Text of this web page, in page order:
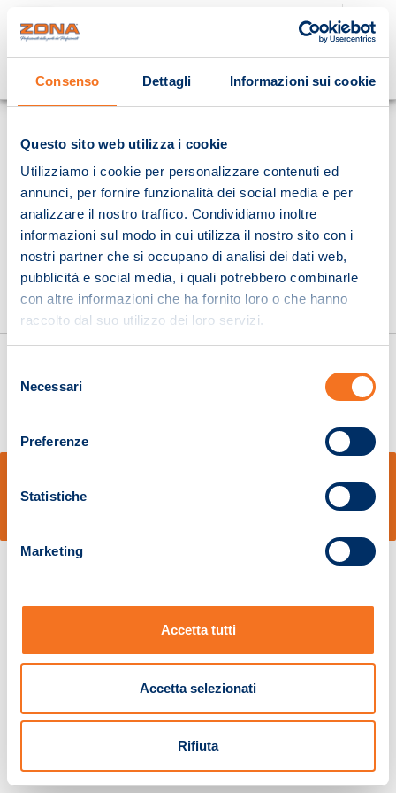
Consenso Dettagli Informazioni sui cookie
Questo sito web utilizza i cookie
Utilizziamo i cookie per personalizzare contenuti ed
annunci, per fornire funzionalità dei social media e per
analizzare il nostro traffico. Condividiamo inoltre
informazioni sul modo in cui utilizza il nostro sito con i
nostri partner che si occupano di analisi dei dati web,
pubblicità e social media, i quali potrebbero combinarle
con altre informazioni che ha fornito loro o che hanno
raccolto dal suo utilizzo dei loro servizi.
delNecessari
Preferenze
Statistiche
Marketing
Accetta tutti
Accetta selezionati
Rifiuta
Cosa stai cercando?
Pistoia 01680210505 – R.E.A. n.155974 - Cap.Soc. € 2.000.000,00 i.v. La
Società adotta il Codice Etico D.lgs. 231/01